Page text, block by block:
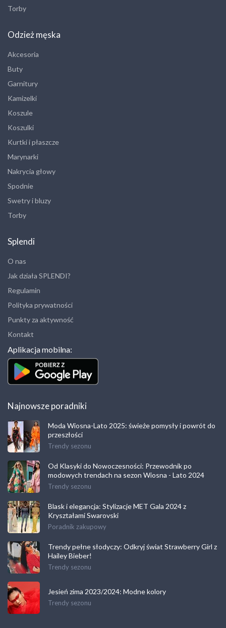
Torby
Odzież męska
Akcesoria
Buty
Garnitury
Kamizelki
Koszule
Koszulki
Kurtki i płaszcze
Marynarki
Nakrycia głowy
Spodnie
Swetry i bluzy
Torby
Splendi
O nas
Jak działa SPLENDI?
Regulamin
Polityka prywatności
Punkty za aktywność
Kontakt
Aplikacja mobilna:
Najnowsze poradniki
Moda Wiosna-Lato 2025: świeże pomysły i powrót do
przeszłości
Trendy sezonu
Od Klasyki do Nowoczesności: Przewodnik po
modowych trendach na sezon Wiosna - Lato 2024
Trendy sezonu
Blask i elegancja: Stylizacje MET Gala 2024 z
Kryształami Swarovski
Poradnik zakupowy
Trendy pełne słodyczy: Odkryj świat Strawberry Girl z
Hailey Bieber!
Trendy sezonu
Jesień zima 2023/2024: Modne kolory
Trendy sezonu